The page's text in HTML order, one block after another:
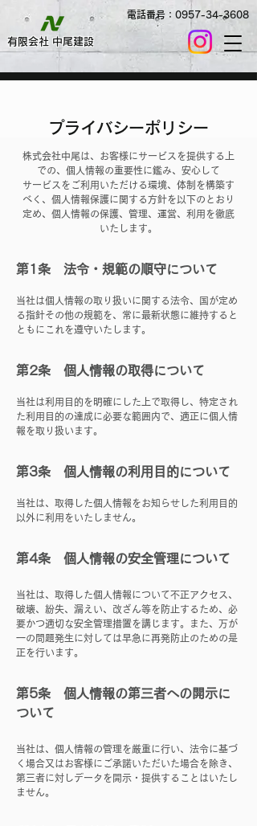
​有限会社 中尾建設
電話番号：0957-34-3608
プライバシーポリシー
株式会社中尾は、お客様にサービスを提供する上
での、個人情報の重要性に鑑み、安心して
​サービスをご利用いただける環境、体制を構築す
べく、個人情報保護に関する方針を以下のとおり
定め、個人情報の保護、管理、運営、利用を徹底
いたします。
第1条 法令・規範の順守について
​当社は個人情報の取り扱いに関する法令、国が定め
る指針その他の規範を、常に最新状態に維持すると
ともにこれを遵守いたします。
第2条 個人情報の取得について
当社は利用目的を明確にした上で取得し、特定され
た利用目的の達成に必要な範囲内で、適正に個人情
報を取り扱います。
第3条 個人情報の利用目的について
当社は、取得した個人情報をお知らせした利用目的
以外に利用をいたしません。
第4条 個人情報の安全管理について
当社は、取得した個人情報について不正アクセス、
破壊、紛失、漏えい、改ざん等を防止するため、必
要かつ適切な安全管理措置を講じます。また、万が
一の問題発生に対しては早急に再発防止のための是
正を行います。
第5条 個人情報の第三者への開示に
ついて
当社は、個人情報の管理を厳重に行い、法令に基づ
く場合又はお客様にご承諾いただいた場合を除き、
第三者に対しデータを開示・提供することはいたし
ません。